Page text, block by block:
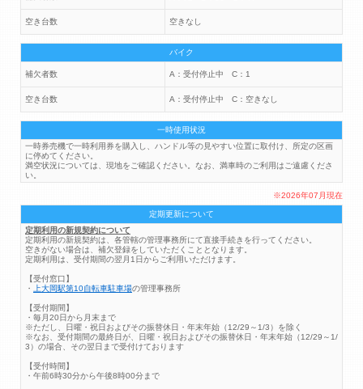
空き台数 空きなし
バイク
補欠者数 A：受付停止中 C：1
空き台数 A：受付停止中 C：空きなし
一時使用状況
一時券売機で一時利用券を購入し、ハンドル等の見やすい位置に取付け、所定の区画
に停めてください。
満空状況については、現地をご確認ください。なお、満車時のご利用はご遠慮くださ
い。
※2026年07月現在
定期更新について
定期利用の新規契約について
定期利用の新規契約は、各管轄の管理事務所にて直接手続きを行ってください。
空きがない場合は、補欠登録をしていただくこととなります。
定期利用は、受付期間の翌月1日からご利用いただけます。
【受付窓口】
・
上大岡駅第10自転車駐車場の管理事務所
【受付期間】
・毎月20日から月末まで
※ただし、日曜・祝日およびその振替休日・年末年始（12/29～1/3）を除く
※なお、受付期間の最終日が、日曜・祝日およびその振替休日・年末年始（12/29～1/
3）の場合、その翌日まで受付けております
【受付時間】
・午前6時30分から午後8時00分まで